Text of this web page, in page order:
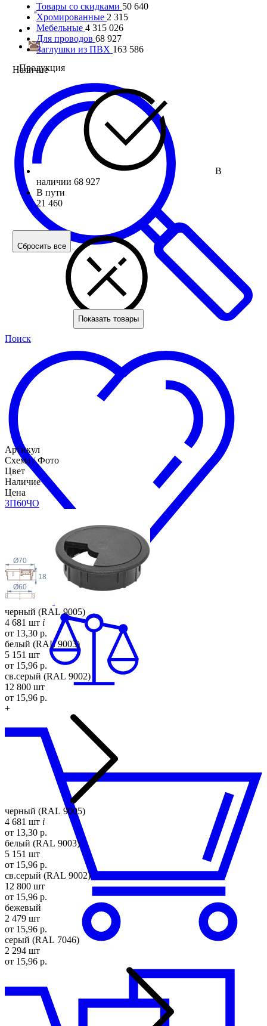
Продукция
Поиск
Товары со скидками 50 640
Хромированные 2 315
Мебельные 4 315 026
Для проводов 68 927
Заглушки из ПВХ 163 586
Наличие
В
наличии 68 927
В пути
21 460
Сбросить все
Показать товары
Артикул
Схема / Фото
Цвет
Наличие
Цена
ЗП60ЧО
18
Ø70
Ø60
черный (RAL 9005)
4 681 шт i
от 13,30 р.
белый (RAL 9003)
5 151 шт
от 15,96 р.
св.серый (RAL 9002)
12 800 шт
от 15,96 р.
+
черный (RAL 9005)
4 681 шт i
от 13,30 р.
белый (RAL 9003)
5 151 шт
от 15,96 р.
св.серый (RAL 9002)
12 800 шт
от 15,96 р.
бежевый
2 479 шт
от 15,96 р.
серый (RAL 7046)
2 294 шт
от 15,96 р.